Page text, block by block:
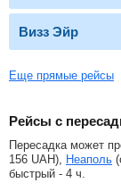
Визз Эйр
Еще прямые рейсы
Рейсы с
Пересадка может
156 UAH), Неаполь
быстрый - 4 ч.